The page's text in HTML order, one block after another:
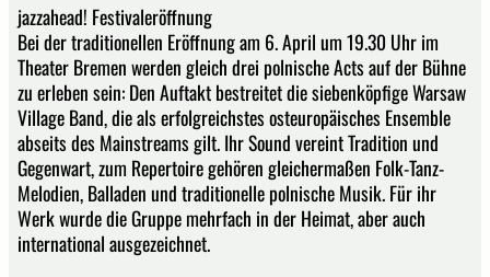
jazzahead! Festivaleröffnung
Bei der traditionellen Eröffnung am 6. April um 19.30 Uhr im
Theater Bremen werden gleich drei polnische Acts auf der Bühne
zu erleben sein: Den Auftakt bestreitet die siebenköpfige Warsaw
Village Band, die als erfolgreichstes osteuropäisches Ensemble
abseits des Mainstreams gilt. Ihr Sound vereint Tradition und
Gegenwart, zum Repertoire gehören gleichermaßen Folk-Tanz-
Melodien, Balladen und traditionelle polnische Musik. Für ihr
Werk wurde die Gruppe mehrfach in der Heimat, aber auch
international ausgezeichnet.